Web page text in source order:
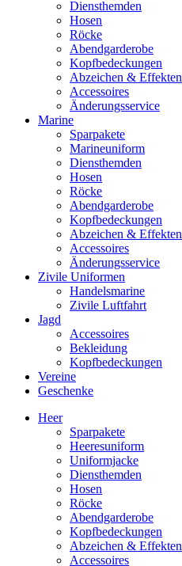
Diensthemden
Hosen
Röcke
Abendgarderobe
Kopfbedeckungen
Abzeichen & Effekten
Accessoires
Änderungsservice
Marine
Sparpakete
Marineuniform
Diensthemden
Hosen
Röcke
Abendgarderobe
Kopfbedeckungen
Abzeichen & Effekten
Accessoires
Änderungsservice
Zivile Uniformen
Handelsmarine
Zivile Luftfahrt
Jagd
Accessoires
Bekleidung
Kopfbedeckungen
Vereine
Geschenke
Heer
Sparpakete
Heeresuniform
Uniformjacke
Diensthemden
Hosen
Röcke
Abendgarderobe
Kopfbedeckungen
Abzeichen & Effekten
Accessoires